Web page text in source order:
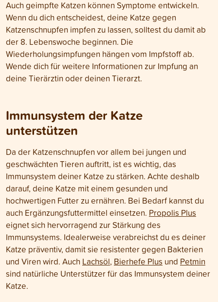
Auch geimpfte Katzen können Symptome entwickeln.
Wenn du dich entscheidest, deine Katze gegen
Katzenschnupfen impfen zu lassen, solltest du damit ab
der 8. Lebenswoche beginnen. Die
Wiederholungsimpfungen hängen vom Impfstoff ab.
Wende dich für weitere Informationen zur Impfung an
deine Tierärztin oder deinen Tierarzt.
Immunsystem der Katze
unterstützen
Da der Katzenschnupfen vor allem bei jungen und
geschwächten Tieren auftritt, ist es wichtig, das
Immunsystem deiner Katze zu stärken. Achte deshalb
darauf, deine Katze mit einem gesunden und
hochwertigen Futter zu ernähren. Bei Bedarf kannst du
auch Ergänzungsfuttermittel einsetzen. Propolis Plus
eignet sich hervorragend zur Stärkung des
Immunsystems. Idealerweise verabreichst du es deiner
Katze präventiv, damit sie resistenter gegen Bakterien
und Viren wird. Auch Lachsöl, Bierhefe Plus und Petmin
sind natürliche Unterstützer für das Immunsystem deiner
Katze.